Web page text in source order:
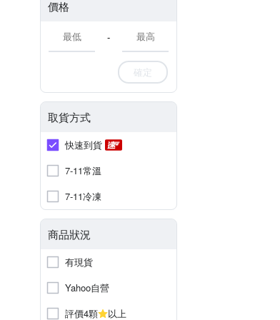
價格
-
確定
取貨方式
快速到貨
7-11常溫
7-11冷凍
商品狀況
有現貨
Yahoo自營
評價4顆
以上